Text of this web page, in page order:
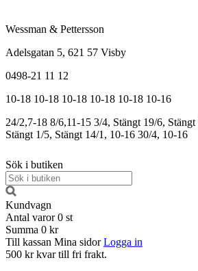
Wessman & Pettersson
Adelsgatan 5, 621 57 Visby
0498-21 11 12
10-18 10-18 10-18 10-18 10-18 10-16
24/2,7-18 8/6,11-15 3/4, Stängt 19/6, Stängt
Stängt 1/5, Stängt 14/1, 10-16 30/4, 10-16
Sök i butiken
Kundvagn
Antal varor 0 st
Summa 0 kr
Till kassan Mina sidor Logga in
500 kr kvar till fri frakt.